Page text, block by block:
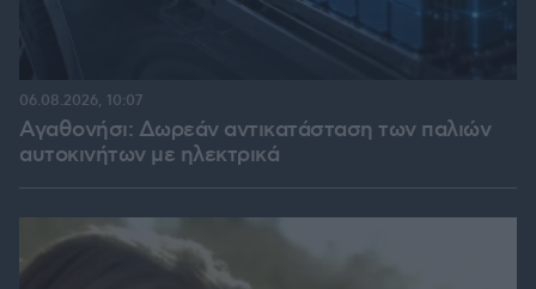
Αγαθονήσι: Δωρεάν αντικατάσταση των παλιών
αυτοκινήτων με ηλεκτρικά
06.08.2026, 10:07